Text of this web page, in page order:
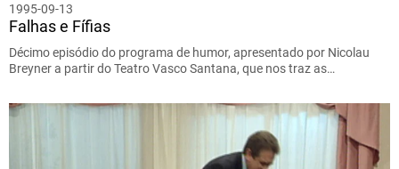
1995-09-13
Falhas e Fífias
Décimo episódio do programa de humor, apresentado por Nicolau
Breyner a partir do Teatro Vasco Santana, que nos traz as…